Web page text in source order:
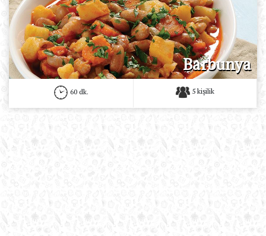
Barbunya
60 dk. 5 kişilik